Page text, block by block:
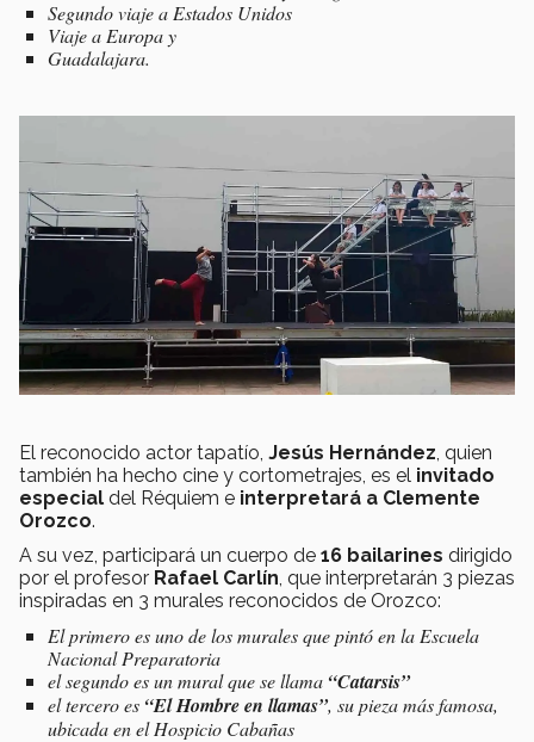
Segundo viaje a Estados Unidos
Viaje a Europa y
Guadalajara.
El reconocido actor tapatío, Jesús Hernández, quien
también ha hecho cine y cortometrajes, es el invitado
especial del Réquiem e interpretará a Clemente
Orozco.
A su vez, participará un cuerpo de 16 bailarines dirigido
por el profesor Rafael Carlín, que interpretarán 3 piezas
inspiradas en 3 murales reconocidos de Orozco:
El primero es uno de los murales que pintó en la Escuela
Nacional Preparatoria
el segundo es un mural que se llama “Catarsis”
el tercero es “El Hombre en llamas”, su pieza más famosa,
ubicada en el Hospicio Cabañas